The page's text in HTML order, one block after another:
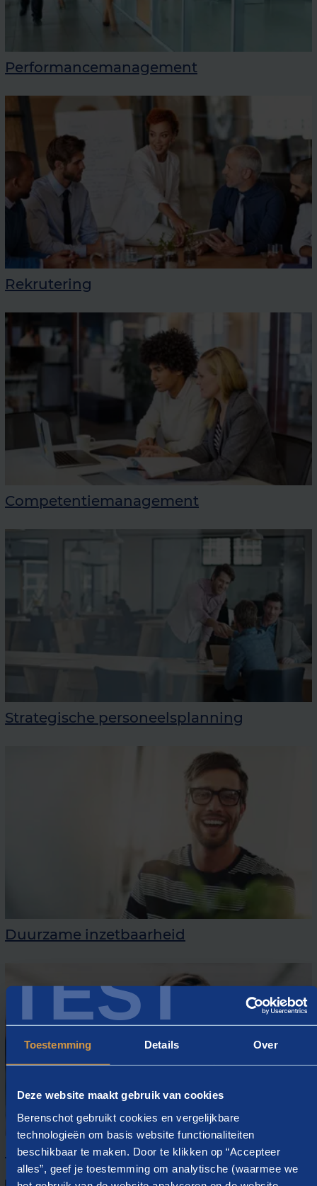
TEST
Toestemming Details Over
Deze website maakt gebruik van cookies
Berenschot gebruikt cookies en vergelijkbare
technologieën om basis website functionaliteiten
beschikbaar te maken. Door te klikken op “Accepteer
alles”, geef je toestemming om analytische (waarmee we
Performancemanagement
Rekrutering
Competentiemanagement
Strategische personeelsplanning
Duurzame inzetbaarheid
Loopbaancoaching